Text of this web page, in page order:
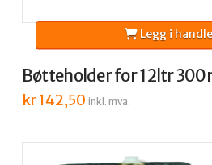
Bøtteholder for 12ltr
kr142,50 inkl. mva.
Legg i